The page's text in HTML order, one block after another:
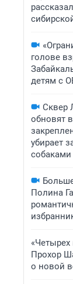
голове
детям с
Сквер
обновят
убирает
собаками
Полина
«Четырех
Прохор
о новой